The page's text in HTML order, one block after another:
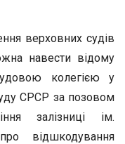
верховних судів
навести відому
колегією у
СРСР за позовом
залізниці ім.
відшкодування